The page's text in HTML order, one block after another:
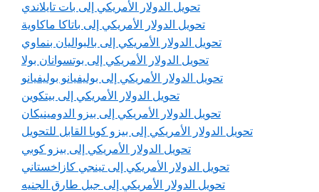
تحويل الدولار الأمريكي إلى بات تايلاندي
تحويل الدولار الأمريكي إلى باتاكا ماكاوية
تحويل الدولار الأمريكي إلى بالبواليان بنماوي
تحويل الدولار الأمريكي إلى بوتسوانان بولا
تحويل الدولار الأمريكي إلى بوليفيانو بوليفيانو
تحويل الدولار الأمريكي إلى بيتكوين
تحويل الدولار الأمريكي إلى بيزو الدومينيكان
تحويل الدولار الأمريكي إلى بيزو كوبا القابل للتحويل
تحويل الدولار الأمريكي إلى بيزو كوبي
تحويل الدولار الأمريكي إلى تينجي كازاخستاني
تحويل الدولار الأمريكي إلى جبل طارق الجنيه